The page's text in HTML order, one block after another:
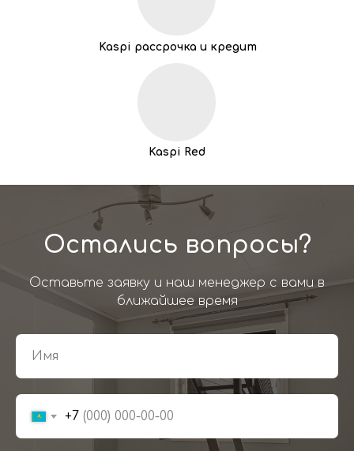
Kaspi рассрочка и кредит
Kaspi Red
Остались вопросы?
Оставьте заявку и наш менеджер с вами в
ближайшее время
+7